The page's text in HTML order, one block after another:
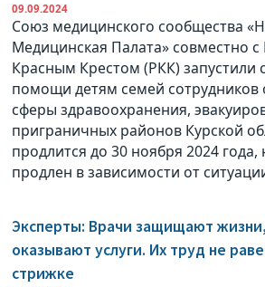
09.09.2024
Союз медицинского сообщества
Медицинская Палата» совместно с
Красным Крестом (РКК) запустили
помощи детям семей сотрудников
сферы здравоохранения,
приграничных районов Курской
продлится до 30 ноября 2024
продлен в зависимости от
Эксперты: Врачи защищают
оказывают услуги. Их труд не
стрижке